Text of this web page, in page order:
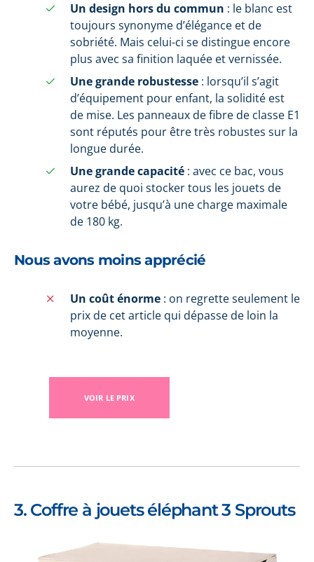
Un design hors du commun : le blanc est
toujours synonyme d’élégance et de
sobriété. Mais celui-ci se distingue encore
plus avec sa finition laquée et vernissée.
Une grande robustesse : lorsqu’il s’agit
d’équipement pour enfant, la solidité est
de mise. Les panneaux de fibre de classe E1
sont réputés pour être très robustes sur la
longue durée.
Une grande capacité : avec ce bac, vous
aurez de quoi stocker tous les jouets de
votre bébé, jusqu’à une charge maximale
de 180 kg.
Nous avons moins apprécié
Un coût énorme : on regrette seulement le
prix de cet article qui dépasse de loin la
moyenne.
VOIR LE PRIX
3. Coffre à jouets éléphant 3 Sprouts